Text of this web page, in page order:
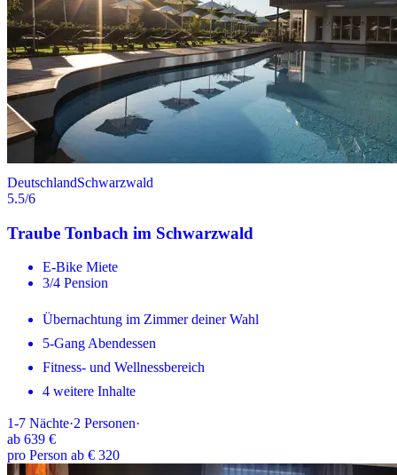
DeutschlandSchwarzwald
5.5/6
Traube Tonbach im Schwarzwald
E-Bike Miete
3/4 Pension
Übernachtung im Zimmer deiner Wahl
5-Gang Abendessen
Fitness- und Wellnessbereich
4 weitere Inhalte
1-7 Nächte·2 Personen·
ab 639 €
pro Person ab € 320